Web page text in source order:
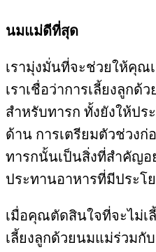
นมแม่ดีที่สุด
เรามุ่งมั่นที่จะช่วยให้คุณ
เราเชื่อว่าการเลี้ยงลูก
สำหรับทารก ทั้งยังให้ป
ด้าน การเตรียมตัวช่วงก่
ทารกนั้นเป็นสิ่งที่สำคัญอ
ประทานอาหารที่มีประ
เมื่อคุณตัดสินใจที่จะไม่เ
เลี้ยงลูกด้วยนมแม่ร่วมกั